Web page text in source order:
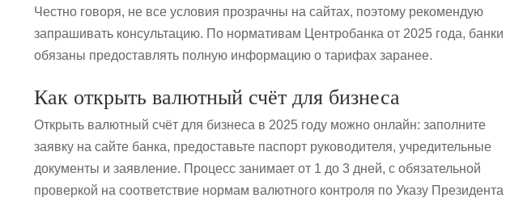
Честно говоря, не все условия прозрачны на сайтах, поэтому рекомендую
запрашивать консультацию. По нормативам Центробанка от 2025 года, банки
обязаны предоставлять полную информацию о тарифах заранее.
Как открыть валютный счёт для бизнеса
Открыть валютный счёт для бизнеса в 2025 году можно онлайн: заполните
заявку на сайте банка, предоставьте паспорт руководителя, учредительные
документы и заявление. Процесс занимает от 1 до 3 дней, с обязательной
проверкой на соответствие нормам валютного контроля по Указу Президента